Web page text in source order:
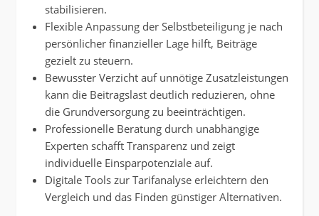
stabilisieren.
Flexible Anpassung der Selbstbeteiligung je nach
persönlicher finanzieller Lage hilft, Beiträge
gezielt zu steuern.
Bewusster Verzicht auf unnötige Zusatzleistungen
kann die Beitragslast deutlich reduzieren, ohne
die Grundversorgung zu beeinträchtigen.
Professionelle Beratung durch unabhängige
Experten schafft Transparenz und zeigt
individuelle Einsparpotenziale auf.
Digitale Tools zur Tarifanalyse erleichtern den
Vergleich und das Finden günstiger Alternativen.